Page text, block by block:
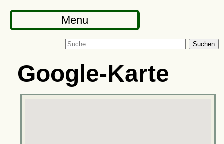
Menu
Suchen
Google-Karte